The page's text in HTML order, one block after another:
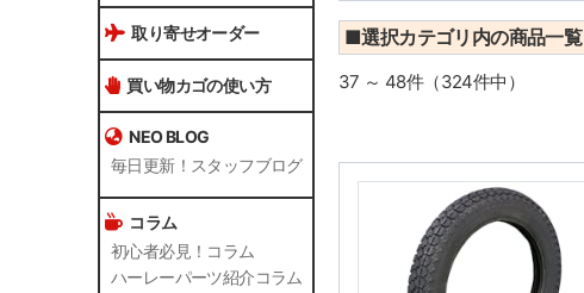
取り寄せオーダー
買い物カゴの使い方
NEO BLOG
毎日更新！スタッフブログ
コラム
初心者必見！コラム
ハーレーパーツ紹介コラム
■選択カテゴリ内の商品一覧
37 ～ 48件（324件中）